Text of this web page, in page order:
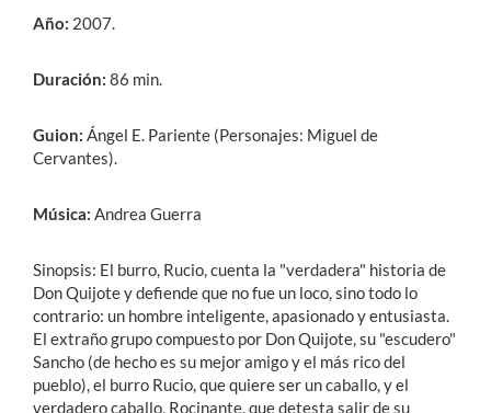
Año: 2007.
Duración: 86 min.
Guion: Ángel E. Pariente (Personajes: Miguel de
Cervantes).
Música: Andrea Guerra
Sinopsis: El burro, Rucio, cuenta la "verdadera" historia de
Don Quijote y defiende que no fue un loco, sino todo lo
contrario: un hombre inteligente, apasionado y entusiasta.
El extraño grupo compuesto por Don Quijote, su "escudero"
Sancho (de hecho es su mejor amigo y el más rico del
pueblo), el burro Rucio, que quiere ser un caballo, y el
verdadero caballo, Rocinante, que detesta salir de su